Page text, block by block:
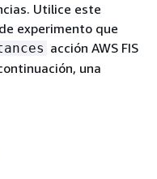
Utilice este
experimento que
acción AWS FIS
una